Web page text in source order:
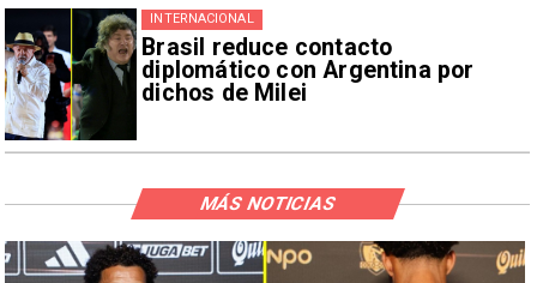
Brasil reduce contacto
diplomático con Argentina por
dichos de Milei
INTERNACIONAL
MÁS NOTICIAS